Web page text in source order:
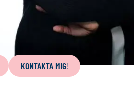
KONTAKTA MIG!